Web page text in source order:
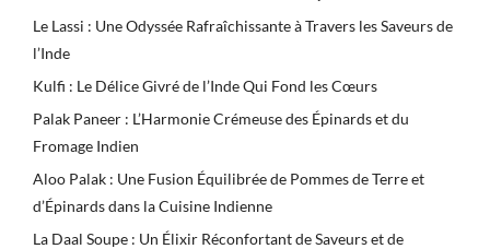
Le Lassi : Une Odyssée Rafraîchissante à Travers les Saveurs de
l’Inde
Kulfi : Le Délice Givré de l’Inde Qui Fond les Cœurs
Palak Paneer : L’Harmonie Crémeuse des Épinards et du
Fromage Indien
Aloo Palak : Une Fusion Équilibrée de Pommes de Terre et
d’Épinards dans la Cuisine Indienne
La Daal Soupe : Un Élixir Réconfortant de Saveurs et de